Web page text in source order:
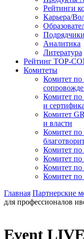
Рейтинги
Карьера/
Подрядчики
Аналитика
Литература
Рейтинг TOP-
Комитеты
Комитет
Комитет по
и
Комитет
и власти
Комитет
Комитет по
Комитет
Комитет по
Комитет
Главная Партнерские
для профессионалов
Event